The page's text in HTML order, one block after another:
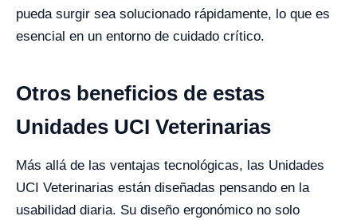
pueda surgir sea solucionado rápidamente, lo que es
esencial en un entorno de cuidado crítico.
Otros beneficios de estas
Unidades UCI Veterinarias
Más allá de las ventajas tecnológicas, las Unidades
UCI Veterinarias están diseñadas pensando en la
usabilidad diaria. Su diseño ergonómico no solo